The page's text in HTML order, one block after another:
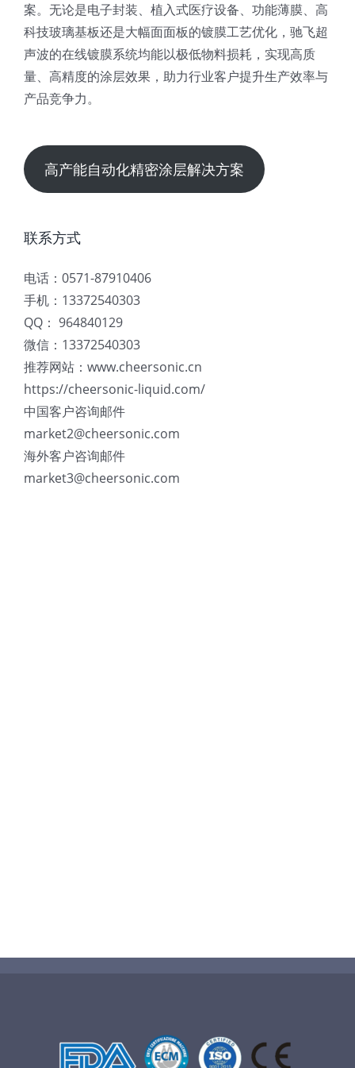
案。无论是电子封装、植入式医疗设备、功能薄膜、高
科技玻璃基板还是大幅面面板的镀膜工艺优化，驰飞超
声波的在线镀膜系统均能以极低物料损耗，实现高质
量、高精度的涂层效果，助力行业客户提升生产效率与
产品竞争力。
高产能自动化精密涂层解决方案
联系方式
电话：0571-87910406
手机：13372540303
QQ： 964840129
微信：13372540303
推荐网站：www.cheersonic.cn
https://cheersonic-liquid.com/
中国客户咨询邮件
market2@cheersonic.com
海外客户咨询邮件
market3@cheersonic.com